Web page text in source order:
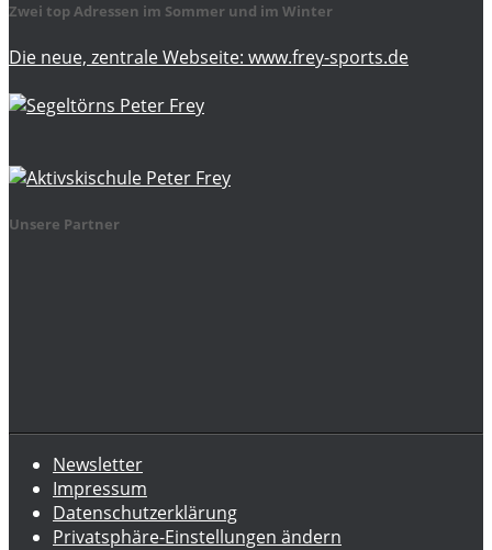
Zwei top Adressen im Sommer und im Winter
Die neue, zentrale Webseite: www.frey-sports.de
Unsere Partner
Newsletter
Impressum
Datenschutzerklärung
Privatsphäre-Einstellungen ändern